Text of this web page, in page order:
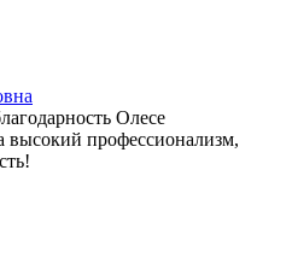
Олесе
высокий профессионализм,